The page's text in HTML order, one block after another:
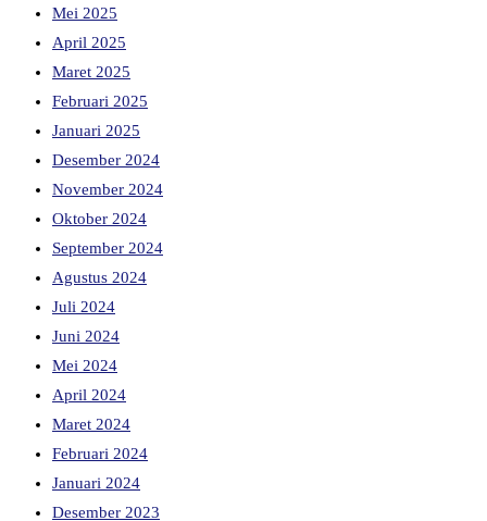
Mei 2025
April 2025
Maret 2025
Februari 2025
Januari 2025
Desember 2024
November 2024
Oktober 2024
September 2024
Agustus 2024
Juli 2024
Juni 2024
Mei 2024
April 2024
Maret 2024
Februari 2024
Januari 2024
Desember 2023